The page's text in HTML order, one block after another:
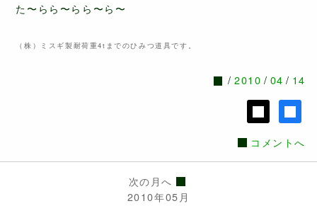
た〜らら〜らら〜ら〜
（株）ミスギ製耐荷重4tまでのひみつ道具です。
2010 04 14
コメントへ
次の月へ
2010年05月